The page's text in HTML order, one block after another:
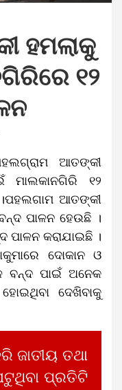
ହମଲାକୁ
୧୨
ଆତଙ୍କୀ
୧୨
ଆତଙ୍କୀ
ପାଳନ ହେଉଛି ।
କରାଯାଇଛି ।
ଦୋକାନ ଓ
ବନ୍ଦ ପାଇଁ ଅନେକ
ଦେଖିବାକୁ
ଜାତୀୟ ତଥା
ପ୍ରତିଟି